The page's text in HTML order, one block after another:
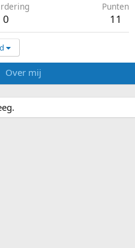
0
Punten
11
Over mij